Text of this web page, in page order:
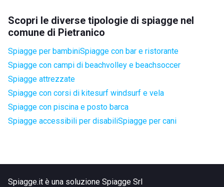
Scopri le diverse tipologie di spiagge nel
comune di Pietranico
Spiagge per bambiniSpiagge con bar e ristorante
Spiagge con campi di beachvolley e beachsoccer
Spiagge attrezzate
Spiagge con corsi di kitesurf windsurf e vela
Spiagge con piscina e posto barca
Spiagge accessibili per disabiliSpiagge per cani
Spiagge.it è una soluzione Spiagge Srl